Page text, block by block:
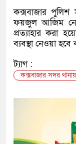
কক্সবাজার পুলিশ
ফয়জুল আজিম
প্রত্যাহার করা
ব্যবস্থা নেওয়া
ট্যাগ :
কক্সবাজার সদর